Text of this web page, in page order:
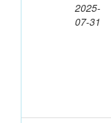
2025-
07-31